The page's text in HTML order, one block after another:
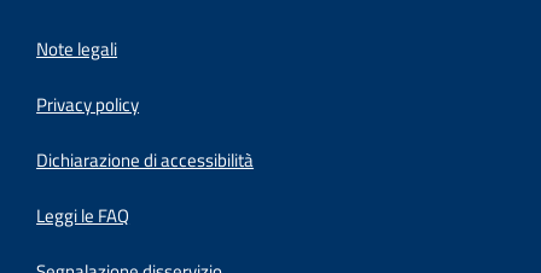
Note legali
Privacy policy
Dichiarazione di accessibilità
Leggi le FAQ